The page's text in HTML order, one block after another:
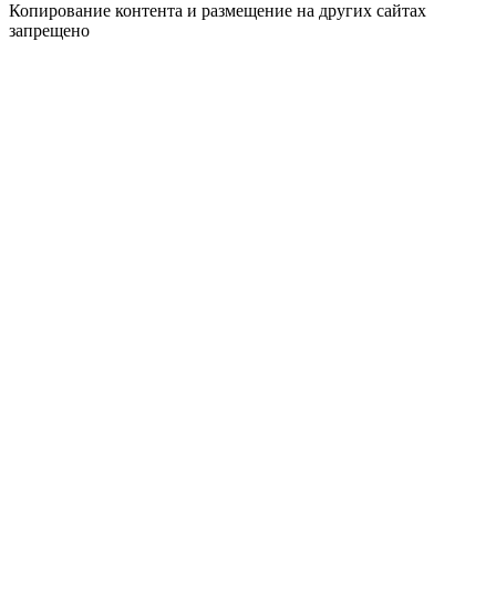
Копирование контента и размещение на других сайтах
запрещено